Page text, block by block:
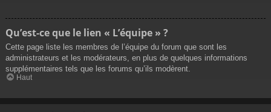
Qu’est-ce que le lien « L’équipe » ?
Cette page liste les membres de l’équipe du forum que sont les
administrateurs et les modérateurs, en plus de quelques informations
supplémentaires tels que les forums qu’ils modèrent.
Haut